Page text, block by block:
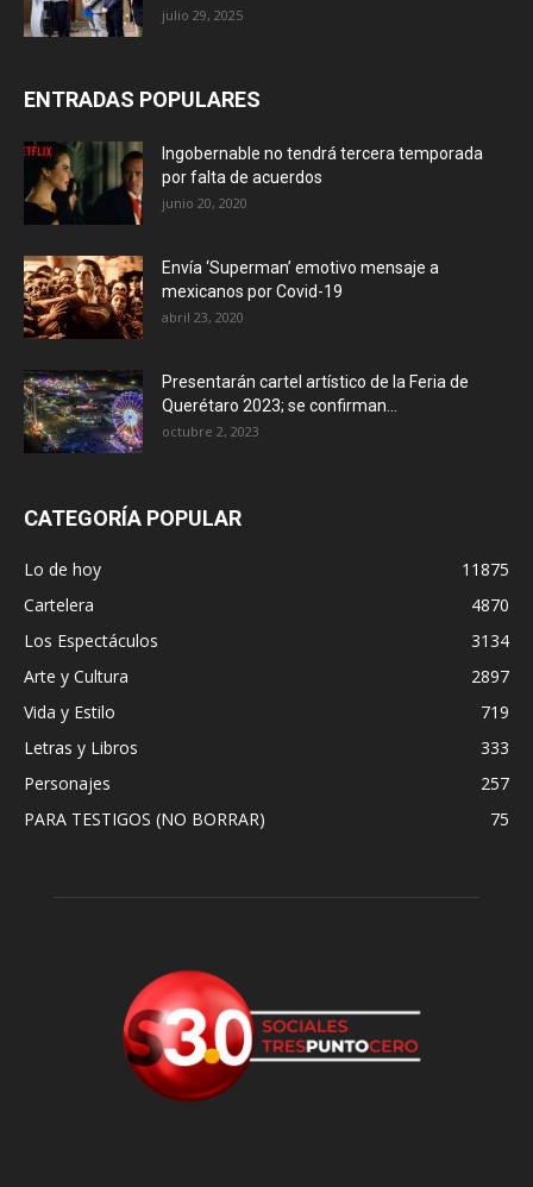
julio 29, 2025
ENTRADAS POPULARES
Ingobernable no tendrá tercera temporada
por falta de acuerdos
junio 20, 2020
Envía ‘Superman’ emotivo mensaje a
mexicanos por Covid-19
abril 23, 2020
Presentarán cartel artístico de la Feria de
Querétaro 2023; se confirman...
octubre 2, 2023
CATEGORÍA POPULAR
Lo de hoy
11875
Cartelera
4870
Los Espectáculos
3134
Arte y Cultura
2897
Vida y Estilo
719
Letras y Libros
333
Personajes
257
PARA TESTIGOS (NO BORRAR)
75